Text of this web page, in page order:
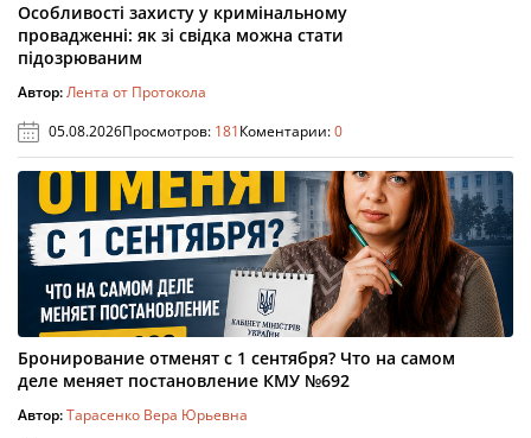
Особливості захисту у кримінальному
провадженні: як зі свідка можна стати
підозрюваним
Автор:Лента от Протокола
05.08.2026Просмотров: 181Коментарии:0
Бронирование отменят с 1 сентября? Что на самом
деле меняет постановление КМУ №692
Автор:Тарасенко Вера Юрьевна